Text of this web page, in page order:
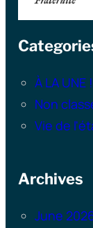
À LA UNE !
Non
Vie de
Archives
June